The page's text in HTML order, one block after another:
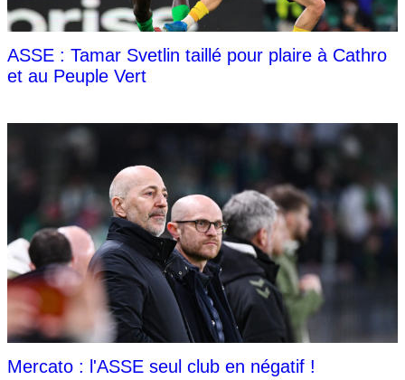
ASSE : Tamar Svetlin taillé pour plaire à Cathro
et au Peuple Vert
Mercato : l'ASSE seul club en négatif !